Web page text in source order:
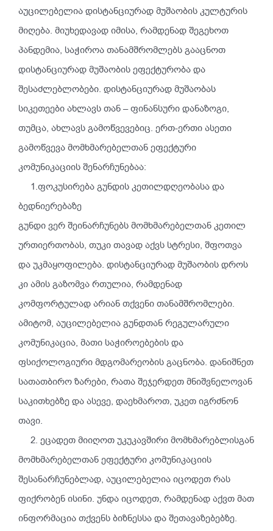
აუცილებელია დისტანციურად მუშაობის კულტურის
მიღება. მიუხედავად იმისა, რამდენად შეგეხოთ
პანდემია, საჭიროა თანამშრომლებს გააცნოთ
დისტანციურად მუშაობის ეფექტურობა და
შესაძლებლობები. დისტანციურად მუშაობას
სიკეთეები ახლავს თან – ფინანსური დანაზოგი,
თუმცა, ახლავს გამოწვევებიც. ერთ-ერთი ასეთი
გამოწვევა მომხმარებელთან ეფექტური
კომუნიკაციის შენარჩუნებაა:
1.ფოკუსირება გუნდის კეთილდღეობასა და
ბედნიერებაზე
გუნდი ვერ შეინარჩუნებს მომხმარებელთან კეთილ
ურთიერთობას, თუკი თავად აქვს სტრესი, შფოთვა
და უკმაყოფილება. დისტანციურად მუშაობის დროს
კი ამის გაზომვა რთულია, რამდენად
კომფორტულად არიან თქვენი თანამშრომლები.
ამიტომ, აუცილებელია გუნდთან რეგულარული
კომუნიკაცია, მათი საჭიროებების და
ფსიქოლოგიური მდგომარეობის გაცნობა. დანიშნეთ
სათათბირო ზარები, რათა შეჯერდეთ მნიშვნელოვან
საკითხებზე და ასევე, დაეხმაროთ, უკეთ იგრძნონ
თავი.
2. ეცადეთ მიიღოთ უკუკავშირი მომხმარებლისგან
მომხმარებელთან ეფექტური კომუნიკაციის
შესანარჩუნებლად, აუცილებელია იცოდეთ რას
ფიქრობენ ისინი. უნდა იცოდეთ, რამდენად აქვთ მათ
ინფორმაცია თქვენს ბიზნესსა და შეთავაზებებზე.